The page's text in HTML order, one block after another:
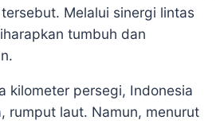
Melalui sinergi lintas
tumbuh dan
kilometer persegi, Indonesia
rumput laut. Namun, menurut